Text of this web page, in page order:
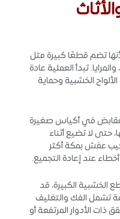
تضم قطعًا كبيرة مثل
تبدأ العملية عادة
الخشبية وحماية
في أكياس صغيرة
حتى لا تضيع أثناء
عفش بمكة أكثر
عند إعادة التجميع.
الخشبية الكبيرة، قد
تشمل الفك والتغليف
الأدوار المرتفعة أو